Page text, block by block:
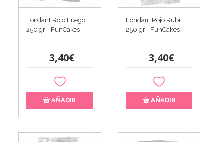
Fondant Rojo Fuego
250 gr - FunCakes
3,40€
AÑADIR
Fondant Rojo Rubí
250 gr - FunCakes
3,40€
AÑADIR